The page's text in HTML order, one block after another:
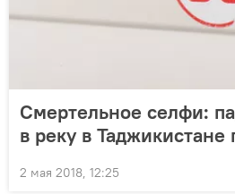
Смертельное селфи:
в реку в Таджикистане
2 мая 2018, 12:25